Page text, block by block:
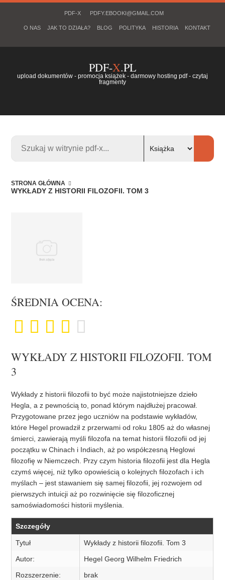
PDF-X PDFY.EBOOKI@GMAIL.COM
O NAS JAK TO DZIAŁA? BLOG POLITYKA HISTORIA KONTAKT
PDF-X.PL
upload dokumentów - promocja książek - darmowy hosting pdf - czytaj
fragmenty
STRONA GŁÓWNA
WYKŁADY Z HISTORII FILOZOFII. TOM 3
ŚREDNIA OCENA:
WYKŁADY Z HISTORII FILOZOFII. TOM
3
Wykłady z historii filozofii to być może najistotniejsze dzieło
Hegla, a z pewnością to, ponad którym najdłużej pracował.
Przygotowane przez jego uczniów na podstawie wykładów,
które Hegel prowadził z przerwami od roku 1805 aż do własnej
śmierci, zawierają myśli filozofa na temat historii filozofii od jej
początku w Chinach i Indiach, aż po współczesną Heglowi
filozofię w Niemczech. Przy czym historia filozofii jest dla Hegla
czymś więcej, niż tylko opowieścią o kolejnych filozofach i ich
myślach – jest stawaniem się samej filozofii, jej rozwojem od
pierwszych intuicji aż po rozwinięcie się filozoficznej
samoświadomości historii myślenia.
Szczegóły
Tytuł
Wykłady z historii filozofii. Tom 3
Autor:
Hegel Georg Wilhelm Friedrich
Rozszerzenie:
brak